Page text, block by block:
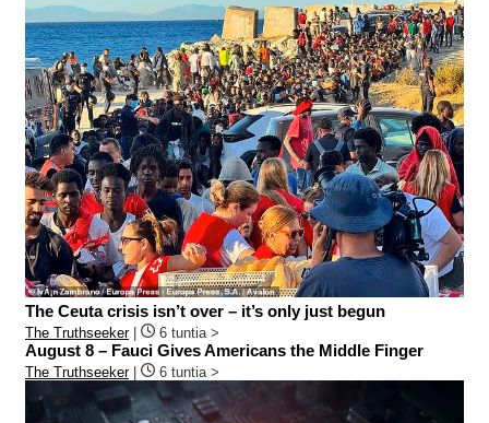
The Ceuta crisis isn’t over – it’s only just begun
The Truthseeker| 6 tuntia >
August 8 – Fauci Gives Americans the Middle Finger
The Truthseeker| 6 tuntia >